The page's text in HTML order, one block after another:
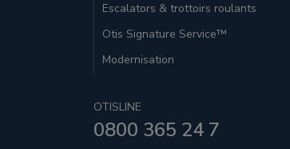
Escalators & trottoirs roulants
Otis Signature Service™
Modernisation
OTISLINE
0800 365 24 7